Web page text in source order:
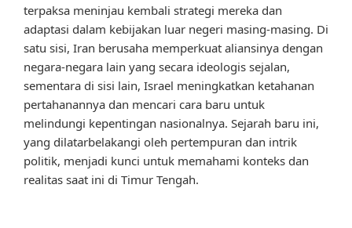
terpaksa meninjau kembali strategi mereka dan
adaptasi dalam kebijakan luar negeri masing-masing. Di
satu sisi, Iran berusaha memperkuat aliansinya dengan
negara-negara lain yang secara ideologis sejalan,
sementara di sisi lain, Israel meningkatkan ketahanan
pertahanannya dan mencari cara baru untuk
melindungi kepentingan nasionalnya. Sejarah baru ini,
yang dilatarbelakangi oleh pertempuran dan intrik
politik, menjadi kunci untuk memahami konteks dan
realitas saat ini di Timur Tengah.